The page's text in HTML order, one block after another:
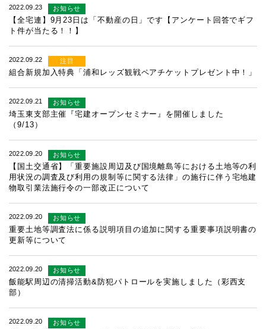
2022.09.23 お知らせ
【全宅連】9月23日は「不動産の日」です【アンケート回答でギフ
ト件が当たる！！】
2022.09.22 注目
組合新規加入特典「浦和レッズ観戦ペアチケットプレゼント中！」
2022.09.21 お知らせ
埼玉東支部主催『宅建オープンセミナー』を開催しました
（9/13）
2022.09.20 お知らせ
【国土交通省】「重要施設周辺及び国境離島等における土地等の利
用状況の調査及び利用の規制等に関する法律」の施行に伴う宅地建
物取引業法施行令の一部改正について
2022.09.20 お知らせ
重要土地等調査法に係る説明項目の追加に関する重要事項説明書の
更新等について
2022.09.20 お知らせ
飯能駅周辺の清掃活動&防犯パトロールを実施しました（彩西支
部）
2022.09.20 お知らせ